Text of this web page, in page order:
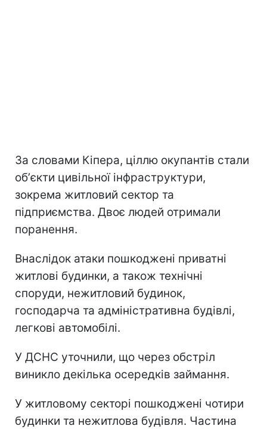
За словами Кіпера, ціллю окупантів стали
обʼєкти цивільної інфраструктури,
зокрема житловий сектор та
підприємства. Двоє людей отримали
поранення.
Внаслідок атаки пошкоджені приватні
житлові будинки, а також технічні
споруди, нежитловий будинок,
господарча та адміністративна будівлі,
легкові автомобілі.
У ДСНС уточнили, що через обстріл
виникло декілька осередків займання.
У житловому секторі пошкоджені чотири
будинки та нежитлова будівля. Частина